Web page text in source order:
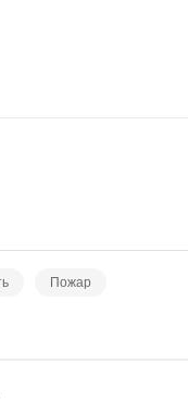
Пожар